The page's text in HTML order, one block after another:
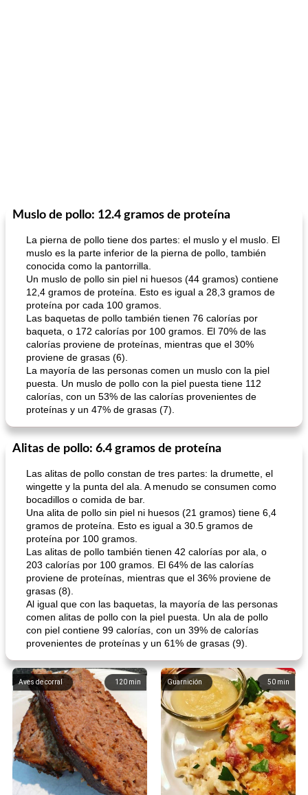
Muslo de pollo: 12.4 gramos de proteína
La pierna de pollo tiene dos partes: el muslo y el muslo. El
muslo es la parte inferior de la pierna de pollo, también
conocida como la pantorrilla.
Un muslo de pollo sin piel ni huesos (44 gramos) contiene
12,4 gramos de proteína. Esto es igual a 28,3 gramos de
proteína por cada 100 gramos.
Las baquetas de pollo también tienen 76 calorías por
baqueta, o 172 calorías por 100 gramos. El 70% de las
calorías proviene de proteínas, mientras que el 30%
proviene de grasas (6).
La mayoría de las personas comen un muslo con la piel
puesta. Un muslo de pollo con la piel puesta tiene 112
calorías, con un 53% de las calorías provenientes de
proteínas y un 47% de grasas (7).
Alitas de pollo: 6.4 gramos de proteína
Las alitas de pollo constan de tres partes: la drumette, el
wingette y la punta del ala. A menudo se consumen como
bocadillos o comida de bar.
Una alita de pollo sin piel ni huesos (21 gramos) tiene 6,4
gramos de proteína. Esto es igual a 30.5 gramos de
proteína por 100 gramos.
Las alitas de pollo también tienen 42 calorías por ala, o
203 calorías por 100 gramos. El 64% de las calorías
proviene de proteínas, mientras que el 36% proviene de
grasas (8).
Al igual que con las baquetas, la mayoría de las personas
comen alitas de pollo con la piel puesta. Un ala de pollo
con piel contiene 99 calorías, con un 39% de calorías
provenientes de proteínas y un 61% de grasas (9).
120 min
Aves de corral 50 min
Guarnición